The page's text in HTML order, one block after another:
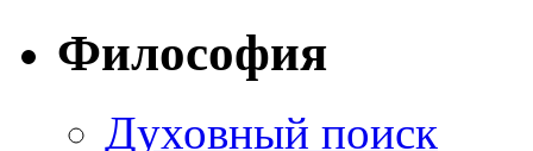
Философия
Духовный поиск